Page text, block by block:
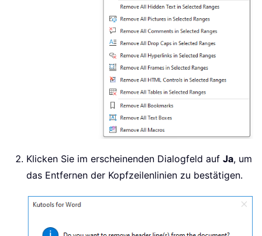
Klicken Sie im erscheinenden Dialogfeld auf Ja, um
das Entfernen der Kopfzeilenlinien zu bestätigen.